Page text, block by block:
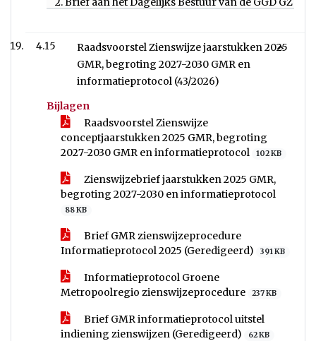
4.15
Raadsvoorstel Zienswijze jaarstukken 2025
GMR, begroting 2027-2030 GMR en
informatieprotocol (43/2026)
Bijlagen
Raadsvoorstel Zienswijze
conceptjaarstukken 2025 GMR, begroting
2027-2030 GMR en informatieprotocol
102 KB
Zienswijzebrief jaarstukken 2025 GMR,
begroting 2027-2030 en informatieprotocol
88 KB
Brief GMR zienswijzeprocedure
Informatieprotocol 2025 (Geredigeerd)
391 KB
Informatieprotocol Groene
Metropoolregio zienswijzeprocedure
237 KB
Brief GMR informatieprotocol uitstel
indiening zienswijzen (Geredigeerd)
62 KB